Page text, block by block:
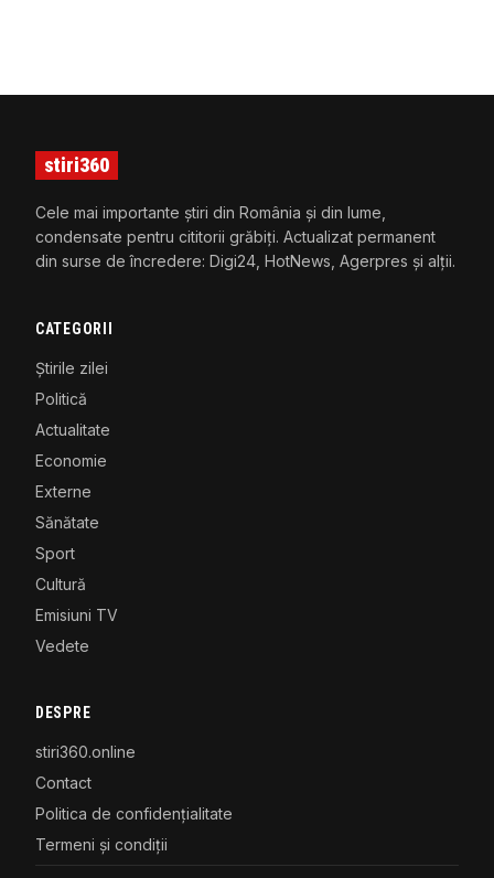
stiri360
Cele mai importante știri din România și din lume,
condensate pentru cititorii grăbiți. Actualizat permanent
din surse de încredere: Digi24, HotNews, Agerpres și alții.
CATEGORII
Știrile zilei
Politică
Actualitate
Economie
Externe
Sănătate
Sport
Cultură
Emisiuni TV
Vedete
DESPRE
stiri360.online
Contact
Politica de confidențialitate
Termeni și condiții